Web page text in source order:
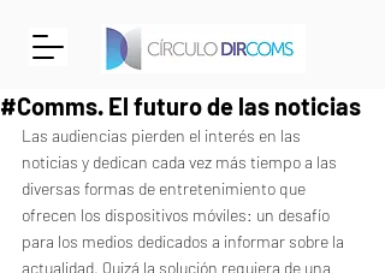
#Comms. El futuro de las noticias
Las audiencias pierden el interés en las
noticias y dedican cada vez más tiempo a las
diversas formas de entretenimiento que
ofrecen los dispositivos móviles: un desafío
para los medios dedicados a informar sobre la
actualidad. Quizá la solución requiera de una